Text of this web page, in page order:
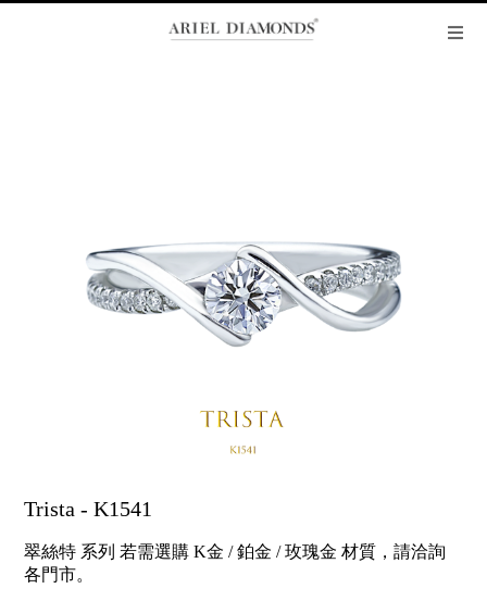
Trista - K1541
翠絲特 系列 若需選購 K金 / 鉑金 / 玫瑰金 材質，請洽詢
各門市。